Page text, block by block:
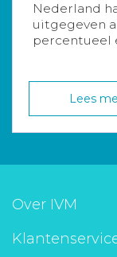
Nederland
uitgegeven
percentueel
Lees
Over IVM